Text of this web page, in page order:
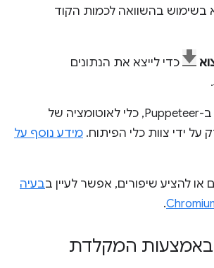
בשימוש בהשוואה לכמות הקוד
כדי לייצא את הנתונים
כיסוי הקוד זמין גם ב-Puppeteer, כלי לאוטומציה של
ידי צוות כלי הפיתוח. מידע נוסף על
או להציע שיפורים, אפשר לעיין בבעיה
.
באמצעות המקלדת